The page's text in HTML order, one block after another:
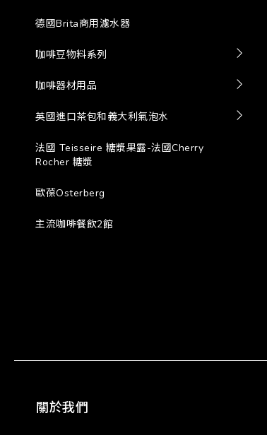
德國Brita商用濾水器
咖啡豆物料系列
咖啡器材用品
英國進口茶包和義大利氣泡水
法國 Teisseire 糖漿果露-法國Cherry
Rocher 糖漿
歐葆Osterberg
主流咖啡餐飲2館
關於我們